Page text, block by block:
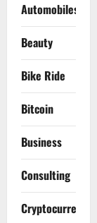
Automobiles
Beauty
Bike Ride
Bitcoin
Business
Consulting
Cryptocurrency